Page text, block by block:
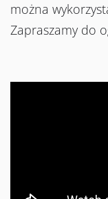
można
Zapraszamy do